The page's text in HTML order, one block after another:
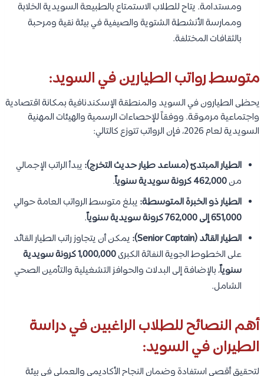
ومستدامة. يتاح للطلاب الاستمتاع بالطبيعة السويدية الخلابة
وممارسة الأنشطة الشتوية والصيفية في بيئة نقية ومرحبة
بالثقافات المختلفة.
متوسط رواتب الطيارين في السويد:
يحظى الطيارون في السويد والمنطقة الإسكندنافية بمكانة اقتصادية
واجتماعية مرموقة. ووفقاً للإحصاءات الرسمية والهيئات المهنية
السويدية لعام 2026، فإن الرواتب تتوزع كالتالي:
الطيار المبتدئ (مساعد طيار حديث التخرج): يبدأ الراتب الإجمالي
من462,000 كرونة سويدية سنوياً
.
الطيار ذو الخبرة المتوسطة: يبلغ متوسط الرواتب العامة حوالي
651,000 إلى 762,000 كرونة سويدية سنوياً
.
الطيار القائد (Senior Captain):
يمكن أن يتجاوز راتب الطيار القائد
على الخطوط الجوية النفاثة الكبرى
1,000,000 كرونة سويدية
سنوياً، بالإضافة إلى البدلات والحوافز التشغيلية والتأمين الصحي
الشامل.
أهم النصائح للطلاب الراغبين في دراسة
الطيران في السويد:
لتحقيق أقصى استفادة وضمان النجاح الأكاديمي والعملي في بيئة